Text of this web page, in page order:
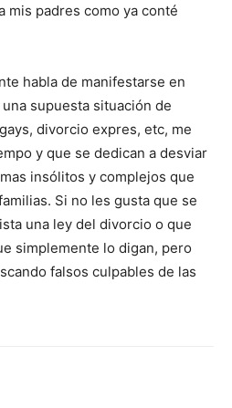
mis padres como ya conté
habla de manifestarse en
supuesta situación de
divorcio expres, etc, me
y que se dedican a desviar
insólitos y complejos que
Si no les gusta que se
una ley del divorcio o que
simplemente lo digan, pero
falsos culpables de las